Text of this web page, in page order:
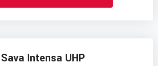
Sava Intensa UHP